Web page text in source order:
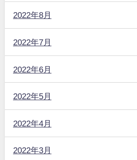
2022年8月
2022年7月
2022年6月
2022年5月
2022年4月
2022年3月